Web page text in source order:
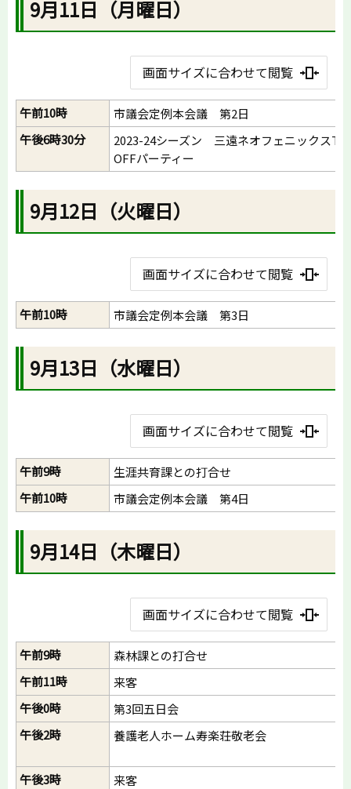
9月11日（月曜日）
画面サイズに合わせて閲覧
午前10時
市議会定例本会議 第2日
午後6時30分
2023-24シーズン 三遠ネオフェニックス
OFFパーティー
9月12日（火曜日）
画面サイズに合わせて閲覧
午前10時 市議会定例本会議 第3日
9月13日（水曜日）
画面サイズに合わせて閲覧
午前9時
生涯共育課との打合せ
午前10時
市議会定例本会議 第4日
9月14日（木曜日）
画面サイズに合わせて閲覧
午前9時
森林課との打合せ
午前11時
来客
午後0時
第3回五日会
午後2時
養護老人ホーム寿楽荘敬老会
午後3時
来客